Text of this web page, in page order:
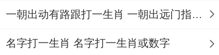
方式。并在沟通中尽差不多的坦诚还有包容.
坦白说值的一提的是还需考虑两人也有有需
一朝出动有路跟打一生肖 一朝出远门指什么生肖
名字打一生肖 名字打一生肖或数字